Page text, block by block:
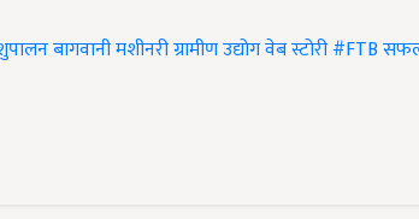
बागवानीमशीनरीग्रामीण उद्योगवेब स्टोरी#FTB